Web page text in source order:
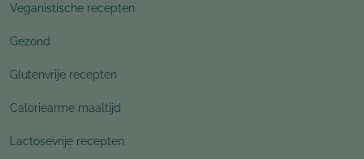
Veganistische recepten
Gezond
Glutenvrije recepten
Caloriearme maaltijd
Lactosevrije recepten